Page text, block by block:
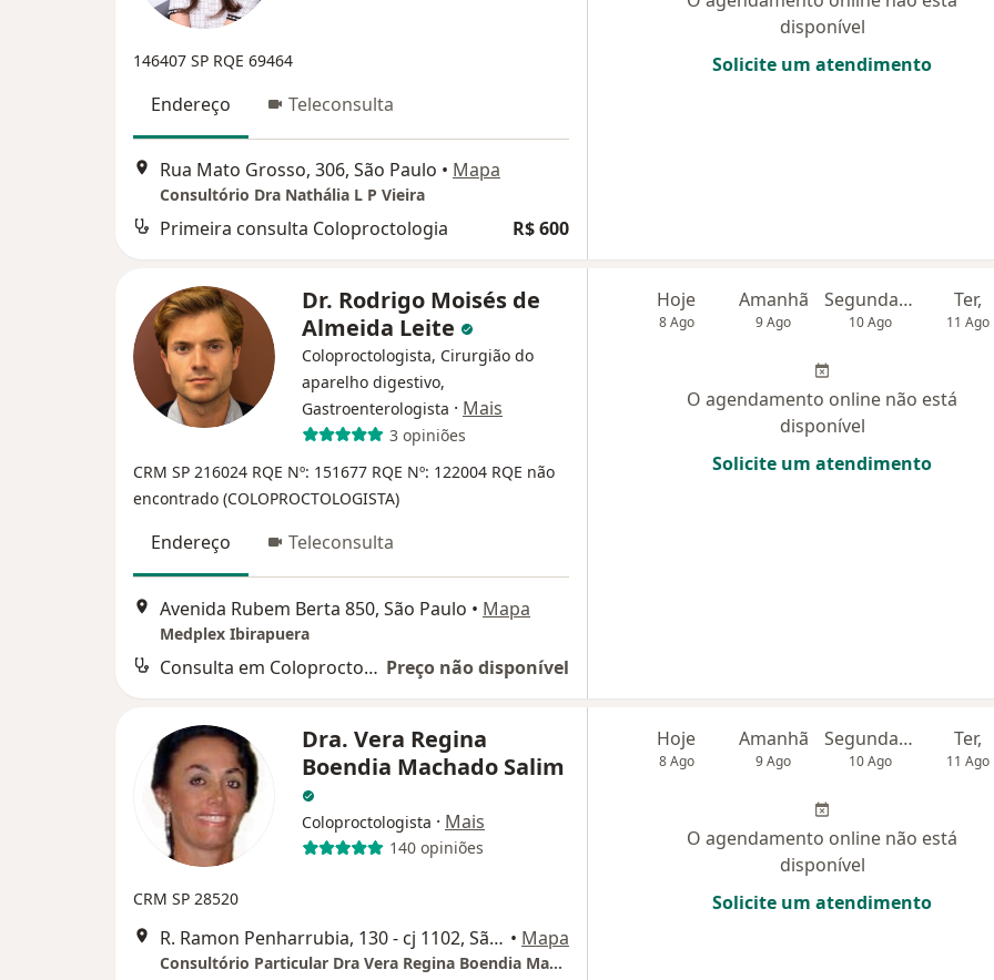
146407 SP RQE 69464
Endereço Teleconsulta
Rua Mato Grosso, 306, São Paulo • Mapa
Consultório Dra Nathália L P Vieira
Primeira consulta Coloproctologia R$ 600
disponível
Solicite um atendimento
Dr. Rodrigo Moisés de
Almeida Leite
Coloproctologista, Cirurgião do
aparelho digestivo,
Gastroenterologista · Mais
3 opiniões
CRM SP 216024 RQE Nº: 151677 RQE Nº: 122004 RQE não
encontrado (COLOPROCTOLOGISTA)
Endereço Teleconsulta
Avenida Rubem Berta 850, São Paulo • Mapa
Medplex Ibirapuera
Consulta em Coloproctologia Preço não disponível
Hoje
8 Ago
Amanhã
9 Ago
Segunda-feira
10 Ago
Ter,
11 Ago
O agendamento online não está
disponível
Solicite um atendimento
Dra. Vera Regina
Boendia Machado Salim
Coloproctologista · Mais
140 opiniões
CRM SP 28520
R. Ramon Penharrubia, 130 - cj 1102, São Paulo • Mapa
Consultório Particular Dra Vera Regina Boendia Machado Salim
Hoje
8 Ago
Amanhã
9 Ago
Segunda-feira
10 Ago
Ter,
11 Ago
O agendamento online não está
disponível
Solicite um atendimento